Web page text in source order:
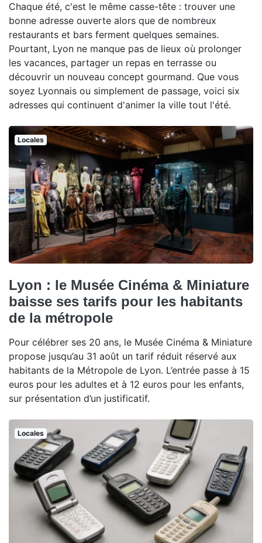
Chaque été, c'est le même casse-tête : trouver une
bonne adresse ouverte alors que de nombreux
restaurants et bars ferment quelques semaines.
Pourtant, Lyon ne manque pas de lieux où prolonger
les vacances, partager un repas en terrasse ou
découvrir un nouveau concept gourmand. Que vous
soyez Lyonnais ou simplement de passage, voici six
adresses qui continuent d'animer la ville tout l'été.
Locales
Lyon : le Musée Cinéma & Miniature
baisse ses tarifs pour les habitants
de la métropole
Pour célébrer ses 20 ans, le Musée Cinéma & Miniature
propose jusqu’au 31 août un tarif réduit réservé aux
habitants de la Métropole de Lyon. L’entrée passe à 15
euros pour les adultes et à 12 euros pour les enfants,
sur présentation d’un justificatif.
Locales